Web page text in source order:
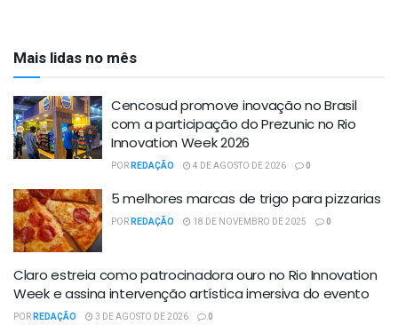
Mais lidas no mês
Cencosud promove inovação no Brasil
com a participação do Prezunic no Rio
Innovation Week 2026
PORREDAÇÃO 4 DE AGOSTO DE 2026 0
5 melhores marcas de trigo para pizzarias
PORREDAÇÃO 18 DE NOVEMBRO DE 2025 0
Claro estreia como patrocinadora ouro no Rio Innovation
Week e assina intervenção artística imersiva do evento
PORREDAÇÃO 3 DE AGOSTO DE 2026 0